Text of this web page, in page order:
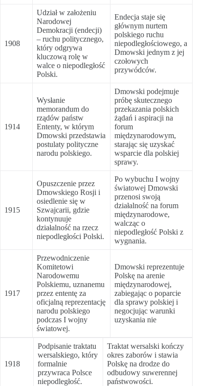
1908
Udział w założeniu
Narodowej
Demokracji (endecji)
– ruchu politycznego,
który odgrywa
kluczową rolę w
walce o niepodległość
Polski.
Endecja staje się
głównym nurtem
polskiego ruchu
niepodległościowego, a
Dmowski jednym z jej
czołowych
przywódców.
1914
Wysłanie
memorandum do
rządów państw
Ententy, w którym
Dmowski przedstawia
postulaty polityczne
narodu polskiego.
Dmowski podejmuje
próbę skutecznego
przekazania polskich
żądań i aspiracji na
forum
międzynarodowym,
starając się uzyskać
wsparcie dla polskiej
sprawy.
1915
Opuszczenie przez
Dmowskiego Rosji i
osiedlenie się w
Szwajcarii, gdzie
kontynuuje
działalność na rzecz
niepodległości Polski.
Po wybuchu I wojny
światowej Dmowski
przenosi swoją
działalność na forum
międzynarodowe,
walcząc o
niepodległość Polski z
wygnania.
1917
Przewodniczenie
Komitetowi
Narodowemu
Polskiemu, uznanemu
przez ententę za
oficjalną reprezentację
narodu polskiego
podczas I wojny
światowej.
Dmowski reprezentuje
Polskę na arenie
międzynarodowej,
zabiegając o poparcie
dla sprawy polskiej i
negocjując warunki
uzyskania nie
1918
Podpisanie traktatu
wersalskiego, który
formalnie
przywraca Polsce
niepodległość.
Traktat wersalski kończy
okres zaborów i stawia
Polskę na drodze do
odbudowy suwerennej
państwowości.